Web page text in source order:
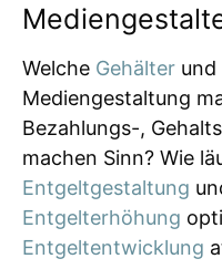
Welche Gehälter und
Mediengestaltung
Bezahlungs-,
machen Sinn? Wie
Entgeltgestaltung
Entgelterhöhung
Entgeltentwicklung